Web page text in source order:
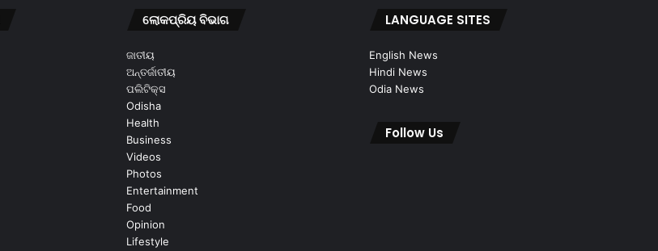
ଲୋକପ୍ରିୟ ବିଭାଗ
ଜାତୀୟ
ଅନ୍ତର୍ଜାତୀୟ
ପଲିଟିକ୍ସ
Odisha
Health
Business
Videos
Photos
Entertainment
Food
Opinion
Lifestyle
LANGUAGE SITES
English News
Hindi News
Odia News
Follow Us